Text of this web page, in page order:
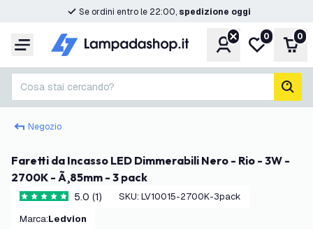
Se ordini entro le 22:00, spedizione oggi
Menu Account
Lista
0 0
Cosa stai cercando?
Negozio
Faretti da Incasso LED Dimmerabili Nero - Rio - 3W -
2700K - Ã¸85mm - 3 pack
5 stelle di valutazione
5.0 (1) SKU: LV10015-2700K-3pack
Marca: Ledvion